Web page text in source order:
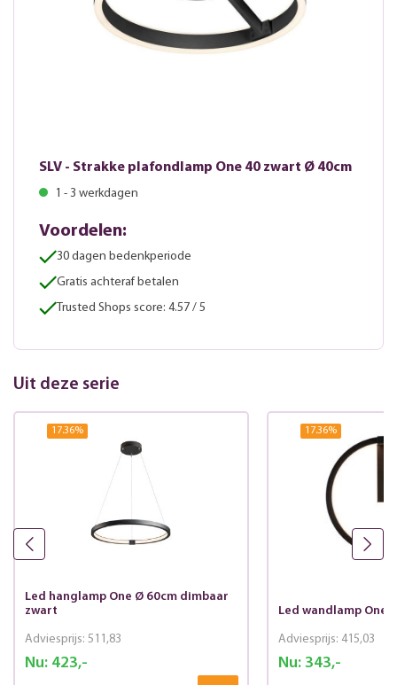
SLV - Strakke plafondlamp One 40 zwart Ø 40cm
1 - 3 werkdagen
Voordelen:
30 dagen bedenkperiode
Gratis achteraf betalen
Trusted Shops score: 4.57 / 5
Uit deze serie
17.36%
Led hanglamp One Ø 60cm dimbaar
zwart
Nu:423,-
Adviesprijs: 511,83
17.36%
Led wandlamp One
Nu:343,-
Adviesprijs: 415,03